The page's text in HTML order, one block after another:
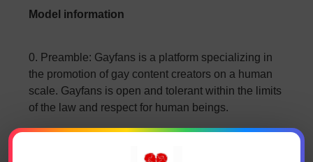
Model information
0. Preamble: Gayfans is a platform specializing in
the promotion of gay content creators on a human
scale. Gayfans is open and tolerant within the limits
of the law and respect for human beings.
dialogue. Gayfans plans to evolve its platform over